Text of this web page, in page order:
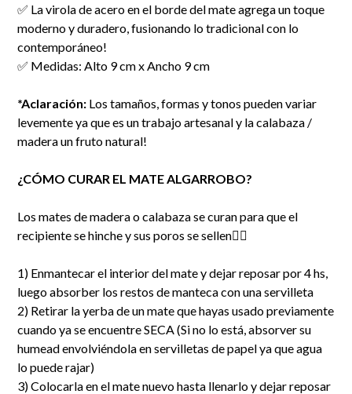
✅ La virola de acero en el borde del mate agrega un toque
moderno y duradero, fusionando lo tradicional con lo
contemporáneo!
✅ Medidas: Alto 9 cm x Ancho 9 cm
*Aclaración: Los tamaños, formas y tonos pueden variar
levemente ya que es un trabajo artesanal y la calabaza /
madera un fruto natural!
¿CÓMO CURAR EL MATE ALGARROBO?
Los mates de madera o calabaza se curan para que el
recipiente se hinche y sus poros se sellen👇🏻
1) Enmantecar el interior del mate y dejar reposar por 4 hs,
luego absorber los restos de manteca con una servilleta
2) Retirar la yerba de un mate que hayas usado previamente
cuando ya se encuentre SECA (Si no lo está, absorver su
humead envolviéndola en servilletas de papel ya que agua
lo puede rajar)
3) Colocarla en el mate nuevo hasta llenarlo y dejar reposar